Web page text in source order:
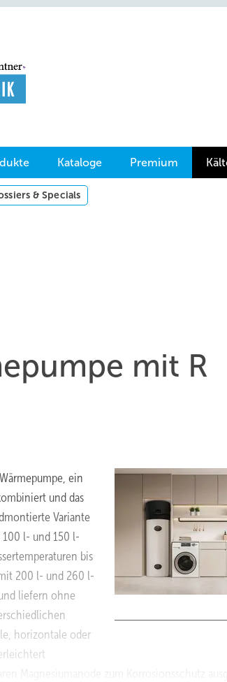
Kataloge Premium
& Specials
mit R
ein
und das
Variante
100 l- und 150 l-
bis
200 l- und 260 l-
liefern ohne
horizontale oder